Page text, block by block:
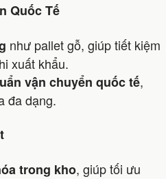
Quốc Tế
như pallet gỗ, giúp tiết kiệm
xuất khẩu.
vận chuyển quốc tế,
đa dạng.
trong kho, giúp tối ưu